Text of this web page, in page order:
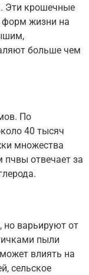
Эти крошечные
форм жизни на
больше чем
По
40 тысяч
множества
пчвы отвечает за
но варьируют от
пыли
влиять на
сельское